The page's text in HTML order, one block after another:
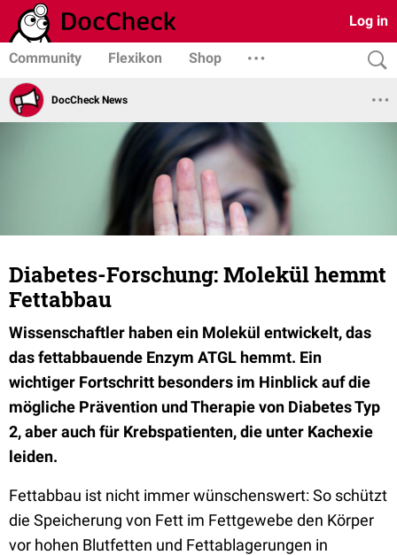
Log in
Community Flexikon Shop
DocCheck News
Diabetes-Forschung: Molekül hemmt
Fettabbau
Wissenschaftler haben ein Molekül entwickelt, das
das fettabbauende Enzym ATGL hemmt. Ein
wichtiger Fortschritt besonders im Hinblick auf die
mögliche Prävention und Therapie von Diabetes Typ
2, aber auch für Krebspatienten, die unter Kachexie
leiden.
Fettabbau ist nicht immer wünschenswert: So schützt
die Speicherung von Fett im Fettgewebe den Körper
vor hohen Blutfetten und Fettablagerungen in